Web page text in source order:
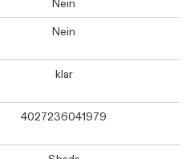
Nein
Nein
klar
4027236041979